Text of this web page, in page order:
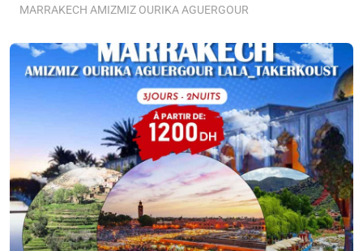
MARRAKECH AMIZMIZ OURIKA AGUERGOUR